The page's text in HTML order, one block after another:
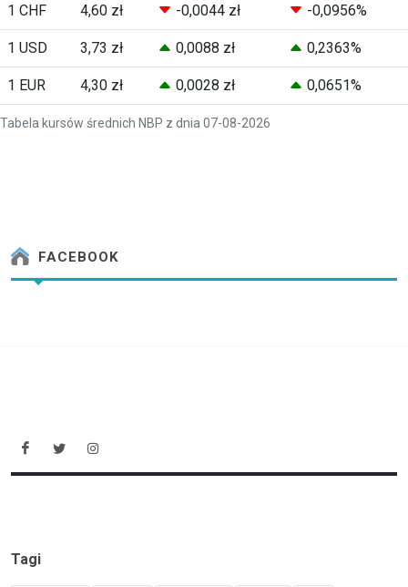
Tabela kursów średnich NBP z dnia 07-08-2026
1 CHF 4,60 zł -0,0044 zł -0,0956%
1 USD 3,73 zł 0,0088 zł 0,2363%
1 EUR 4,30 zł 0,0028 zł 0,0651%
FACEBOOK
Tagi